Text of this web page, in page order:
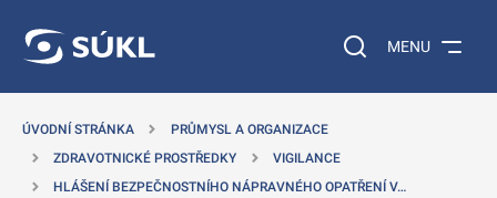
Vyhledávání na
MENU
ÚVODNÍ STRÁNKA
PRŮMYSL A ORGANIZACE
ZDRAVOTNICKÉ PROSTŘEDKY
VIGILANCE
HLÁŠENÍ BEZPEČNOSTNÍHO NÁPRAVNÉHO OPATŘENÍ V…